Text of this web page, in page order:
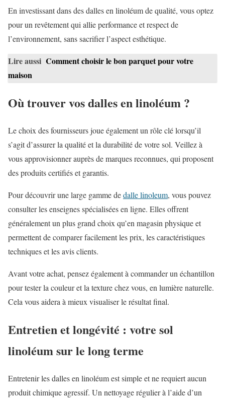
En investissant dans des dalles en linoléum de qualité, vous optez
pour un revêtement qui allie performance et respect de
l’environnement, sans sacrifier l’aspect esthétique.
Lire aussi Comment choisir le bon parquet pour votre
maison
Où trouver vos dalles en linoléum ?
Le choix des fournisseurs joue également un rôle clé lorsqu’il
s’agit d’assurer la qualité et la durabilité de votre sol. Veillez à
vous approvisionner auprès de marques reconnues, qui proposent
des produits certifiés et garantis.
Pour découvrir une large gamme dedalle linoleum, vous pouvez
consulter les enseignes spécialisées en ligne. Elles offrent
généralement un plus grand choix qu’en magasin physique et
permettent de comparer facilement les prix, les caractéristiques
techniques et les avis clients.
Avant votre achat, pensez également à commander un échantillon
pour tester la couleur et la texture chez vous, en lumière naturelle.
Cela vous aidera à mieux visualiser le résultat final.
Entretien et longévité : votre sol
linoléum sur le long terme
Entretenir les dalles en linoléum est simple et ne requiert aucun
produit chimique agressif. Un nettoyage régulier à l’aide d’un